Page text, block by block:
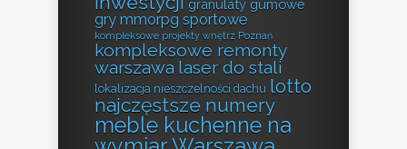
granulaty gumowe
gry mmorpg sportowe
kompleksowe projekty wnętrz Poznań
kompleksowe remonty
warszawa laser do stali
lokalizacja nieszczelności dachu lotto
najczęstsze numery
meble kuchenne na